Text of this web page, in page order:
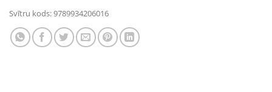
Svītru kods:9789934206016